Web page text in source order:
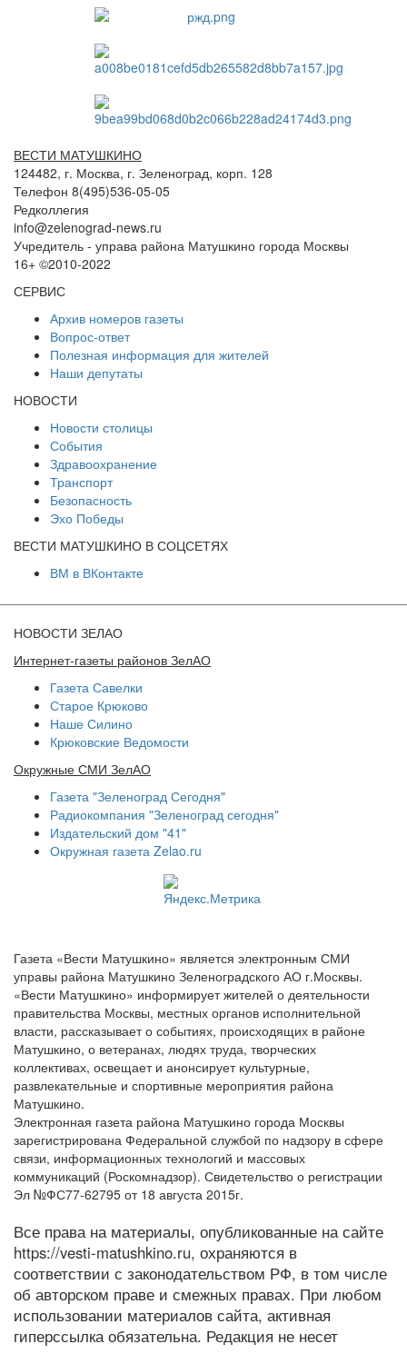
ВЕСТИ МАТУШКИНО
124482, г. Москва, г. Зеленоград, корп. 128
Телефон 8(495)536-05-05
Редколлегия
info@zelenograd-news.ru
Учредитель - управа района Матушкино города Москвы
16+ ©2010-2022
СЕРВИС
Архив номеров газеты
Вопрос-ответ
Полезная информация для жителей
Наши депутаты
НОВОСТИ
Новости столицы
События
Здравоохранение
Транспорт
Безопасность
Эхо Победы
ВЕСТИ МАТУШКИНО В СОЦСЕТЯХ
ВМ в ВКонтакте
НОВОСТИ ЗЕЛАО
Интернет-газеты районов ЗелАО
Газета Савелки
Старое Крюково
Наше Силино
Крюковские Ведомости
Окружные СМИ ЗелАО
Газета "Зеленоград Сегодня"
Радиокомпания "Зеленоград сегодня"
Издательский дом "41"
Окружная газета Zelao.ru
Газета «Вести Матушкино» является электронным СМИ
управы района Матушкино Зеленоградского АО г.Москвы.
«Вести Матушкино» информирует жителей о деятельности
правительства Москвы, местных органов исполнительной
власти, рассказывает о событиях, происходящих в районе
Матушкино, о ветеранах, людях труда, творческих
коллективах, освещает и анонсирует культурные,
развлекательные и спортивные мероприятия района
Матушкино.
Электронная газета района Матушкино города Москвы
зарегистрирована Федеральной службой по надзору в сфере
связи, информационных технологий и массовых
коммуникаций (Роскомнадзор). Свидетельство о регистрации
Эл №ФС77-62795 от 18 августа 2015г.
Все права на материалы, опубликованные на сайте
https://vesti-matushkino.ru, охраняются в
соответствии с законодательством РФ, в том числе
об авторском праве и смежных правах. При любом
использовании материалов сайта, активная
гиперссылка обязательна. Редакция не несет